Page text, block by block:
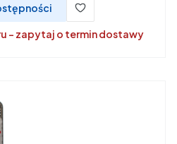
- zapytaj o termin dostawy